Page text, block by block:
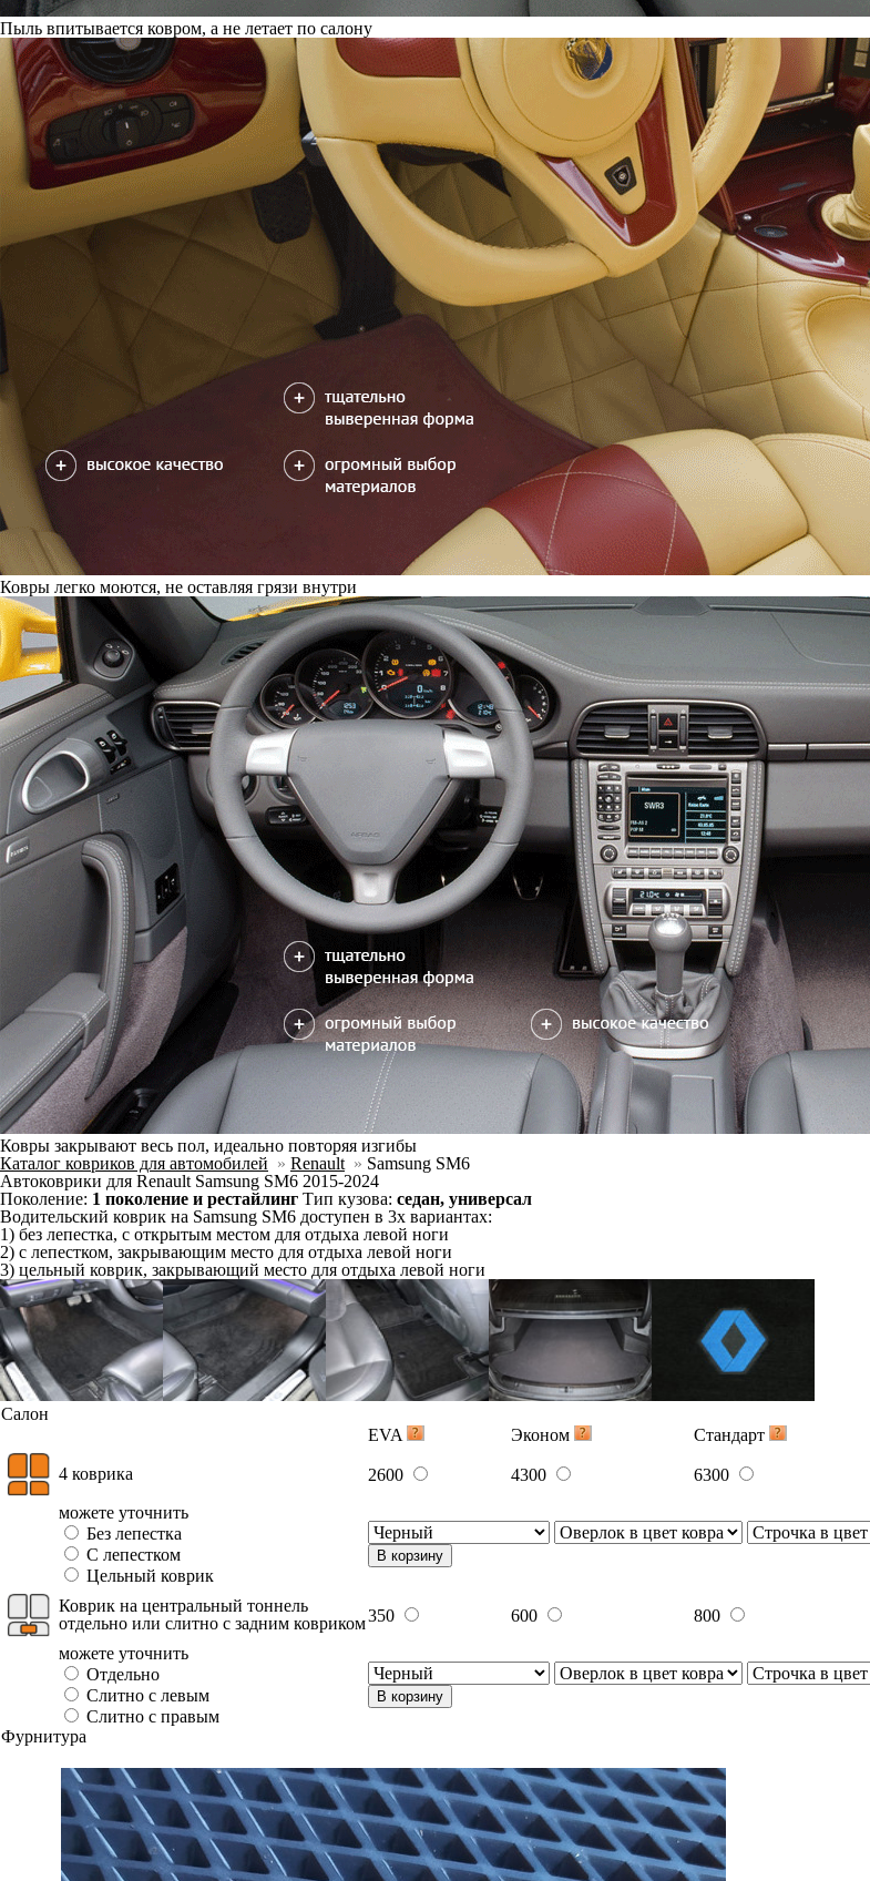
Пыль впитывается ковром, а не летает по салону
Ковры легко моются, не оставляя грязи внутри
Ковры закрывают весь пол, идеально повторяя изгибы
Каталог ковриков для автомобилей » Renault » Samsung SM6
Автоковрики для Renault Samsung SM6 2015-2024
Поколение: 1 поколение и рестайлинг Тип кузова: седан, универсал
Водительский коврик на Samsung SM6 доступен в 3х вариантах:
1) без лепестка, с открытым местом для отдыха левой ноги
2) с лепестком, закрывающим место для отдыха левой ноги
3) цельный коврик, закрывающий место для отдыха левой ноги
Салон
EVA
Эконом Стандарт
4 коврика 2600 4300 6300
можете уточнить
Без лепестка
С лепестком
Цельный коврик
В корзину
Коврик на центральный тоннель
отдельно или слитно с задним ковриком350 600 800
можете уточнить
Отдельно
Слитно с левым
Слитно с правым
В корзину
Фурнитура